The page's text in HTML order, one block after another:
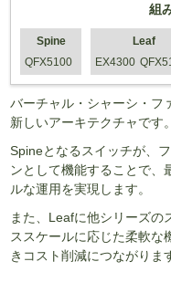
組
Spine
QFX5100
Leaf
EX4300
バーチャル・シャーシ・フ
新しいアーキテクチャです。
Spineとなるスイッチが、
ンとして機能することで、
ルな運用を実現します。
また、Leafに他シリーズの
ススケールに応じた柔軟な
きコスト削減につながりま